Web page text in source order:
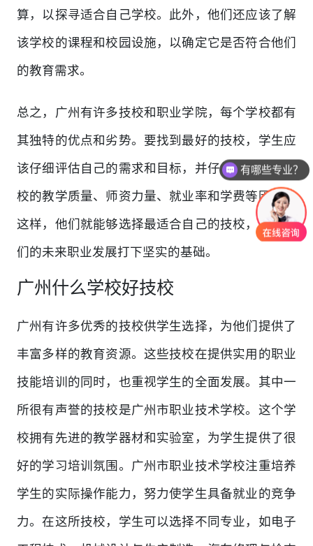
算，以探寻适合自己学校。此外，他们还应该了解
该学校的课程和校园设施，以确定它是否符合他们
的教育需求。
总之，广州有许多技校和职业学院，每个学校都有
其独特的优点和劣势。要找到最好的技校，学生应
该仔细评估自己的需求和目标，并仔细研究每个学
校的教学质量、师资力量、就业率和学费等因素。
这样，他们就能够选择最适合自己的技校，并为他
们的未来职业发展打下坚实的基础。
广州什么学校好技校
广州有许多优秀的技校供学生选择，为他们提供了
丰富多样的教育资源。这些技校在提供实用的职业
技能培训的同时，也重视学生的全面发展。其中一
所很有声誉的技校是广州市职业技术学校。这个学
校拥有先进的教学器材和实验室，为学生提供了很
好的学习培训氛围。广州市职业技术学校注重培养
学生的实际操作能力，努力使学生具备就业的竞争
力。在这所技校，学生可以选择不同专业，如电子
有哪些专业？